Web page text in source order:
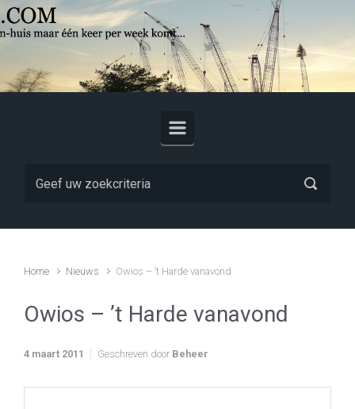
Skip to main content
Home Nieuws Owios – ’t Harde vanavond
Owios – ’t Harde vanavond
4 maart 2011 Geschreven door Beheer